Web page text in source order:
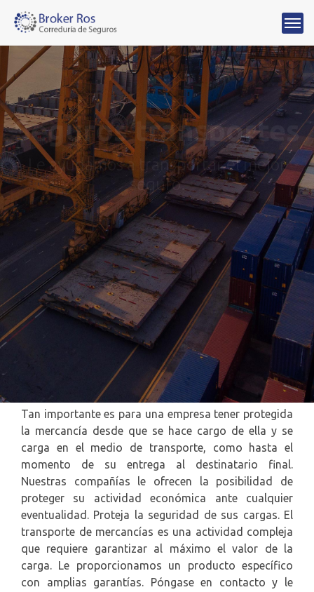
Seguros transportes
Le ayudamos a transportar el mejor
seguro.
Tan importante es para una empresa tener protegida
la mercancía desde que se hace cargo de ella y se
carga en el medio de transporte, como hasta el
momento de su entrega al destinatario final.
Nuestras compañías le ofrecen la posibilidad de
proteger su actividad económica ante cualquier
eventualidad. Proteja la seguridad de sus cargas. El
transporte de mercancías es una actividad compleja
que requiere garantizar al máximo el valor de la
carga. Le proporcionamos un producto específico
con amplias garantías. Póngase en contacto y le